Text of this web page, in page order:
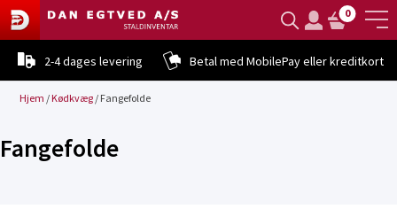
2-4 dages levering Betal med MobilePay eller kreditkort
0
Hjem /Kødkvæg / Fangefolde
Fangefolde